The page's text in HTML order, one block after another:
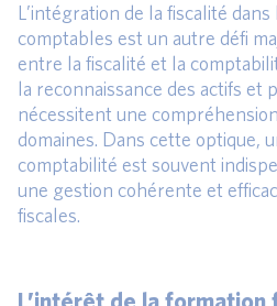
L’intégration de la fiscalité
comptables est un autre défi
entre la fiscalité et la
la reconnaissance des actifs et
nécessitent une
domaines. Dans cette optique,
comptabilité est souvent
une gestion cohérente et
fiscales.
L’intérêt de la formation